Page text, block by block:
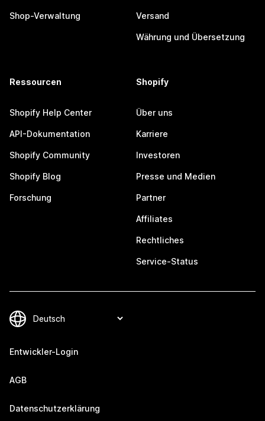
Shop-Verwaltung Versand
Währung und Übersetzung
Ressourcen
Shopify Help Center
API-Dokumentation
Shopify Community
Shopify Blog
Forschung
Shopify
Über uns
Karriere
Investoren
Presse und Medien
Partner
Affiliates
Rechtliches
Service-Status
Entwickler-Login
AGB
Datenschutzerklärung